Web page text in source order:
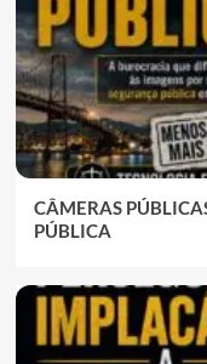
CÂMERAS
PÚBLICA